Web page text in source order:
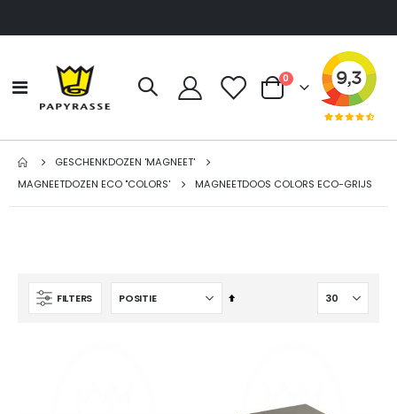
Toggle
Nav
Cart
0producten
GESCHENKDOZEN 'MAGNEET'
MAGNEETDOZEN ECO "COLORS'
MAGNEETDOOS COLORS ECO-GRIJS
FILTERS
Van